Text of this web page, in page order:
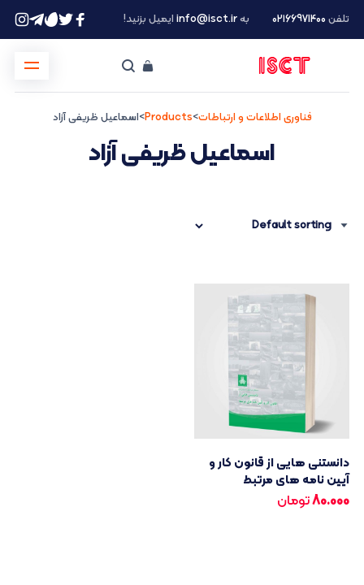
تلفن ۰۲۱66971400 بهinfo@isct.irایمیل بزنید!
فناوری اطلاعات و ارتباطات>
Products
>اسماعیل ظریفی آزاد
اسماعیل ظریفی آزاد
دانستنی هایی از قانون کار و
آیین نامه های مرتبط
80.000تومان